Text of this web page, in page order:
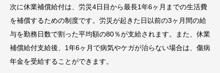
次に休業補償給付は、労災4日目から最長1年6ヶ月までの生活費
を補償するための制度です。労災が起きた日以前の3ヶ月間の給
与を勤務日数で割った平均額の80％が支給されます。また、休業
補償給付支給後、1年6ヶ月で病気やケガが治らない場合は、傷病
年金を受給することができます。